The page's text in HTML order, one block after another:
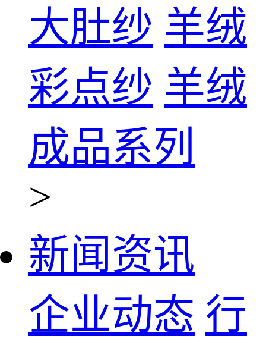
大肚纱 羊绒
彩点纱 羊绒
成品系列
>
新闻资讯
企业动态 行